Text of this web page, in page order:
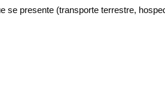
presente (transporte terrestre,